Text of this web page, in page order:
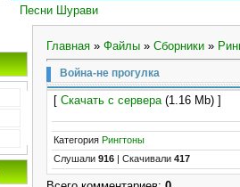
Песни Шурави
Главная » Файлы » Сборники »
Война-не прогулка
[ Скачать с сервера(1.16 Mb) ]
Категория Рингтоны
Слушали 916 Скачивали 417